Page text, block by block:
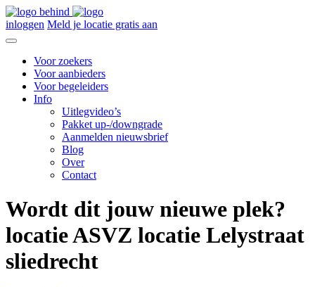
inloggen Meld je locatie gratis aan
Voor zoekers
Voor aanbieders
Voor begeleiders
Info
Uitlegvideo’s
Pakket up-/downgrade
Aanmelden nieuwsbrief
Blog
Over
Contact
Wordt dit jouw nieuwe plek?
locatie ASVZ locatie Lelystraat
sliedrecht